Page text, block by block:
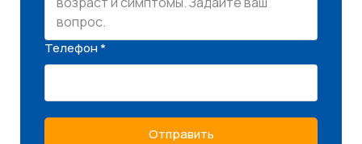
Телефон *
Отправить